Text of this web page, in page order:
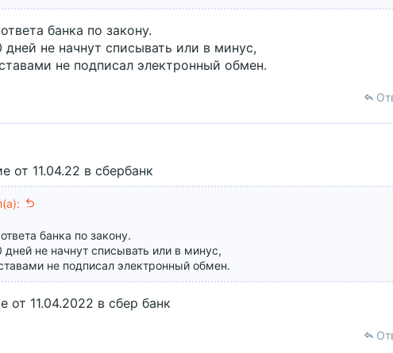
банка по закону.
дней не начнут списывать или в минус,
не подписал электронный обмен.
от 11.04.22 в сбербанк
банка по закону.
дней не начнут списывать или в минус,
не подписал электронный обмен.
от 11.04.2022 в сбер банк